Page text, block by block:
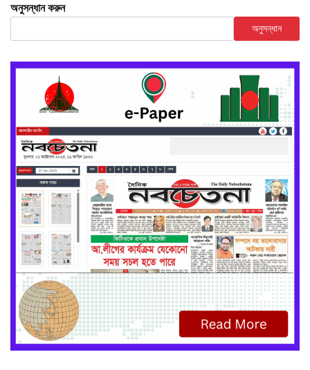
অনুসন্ধান করুন
অনুসন্ধান